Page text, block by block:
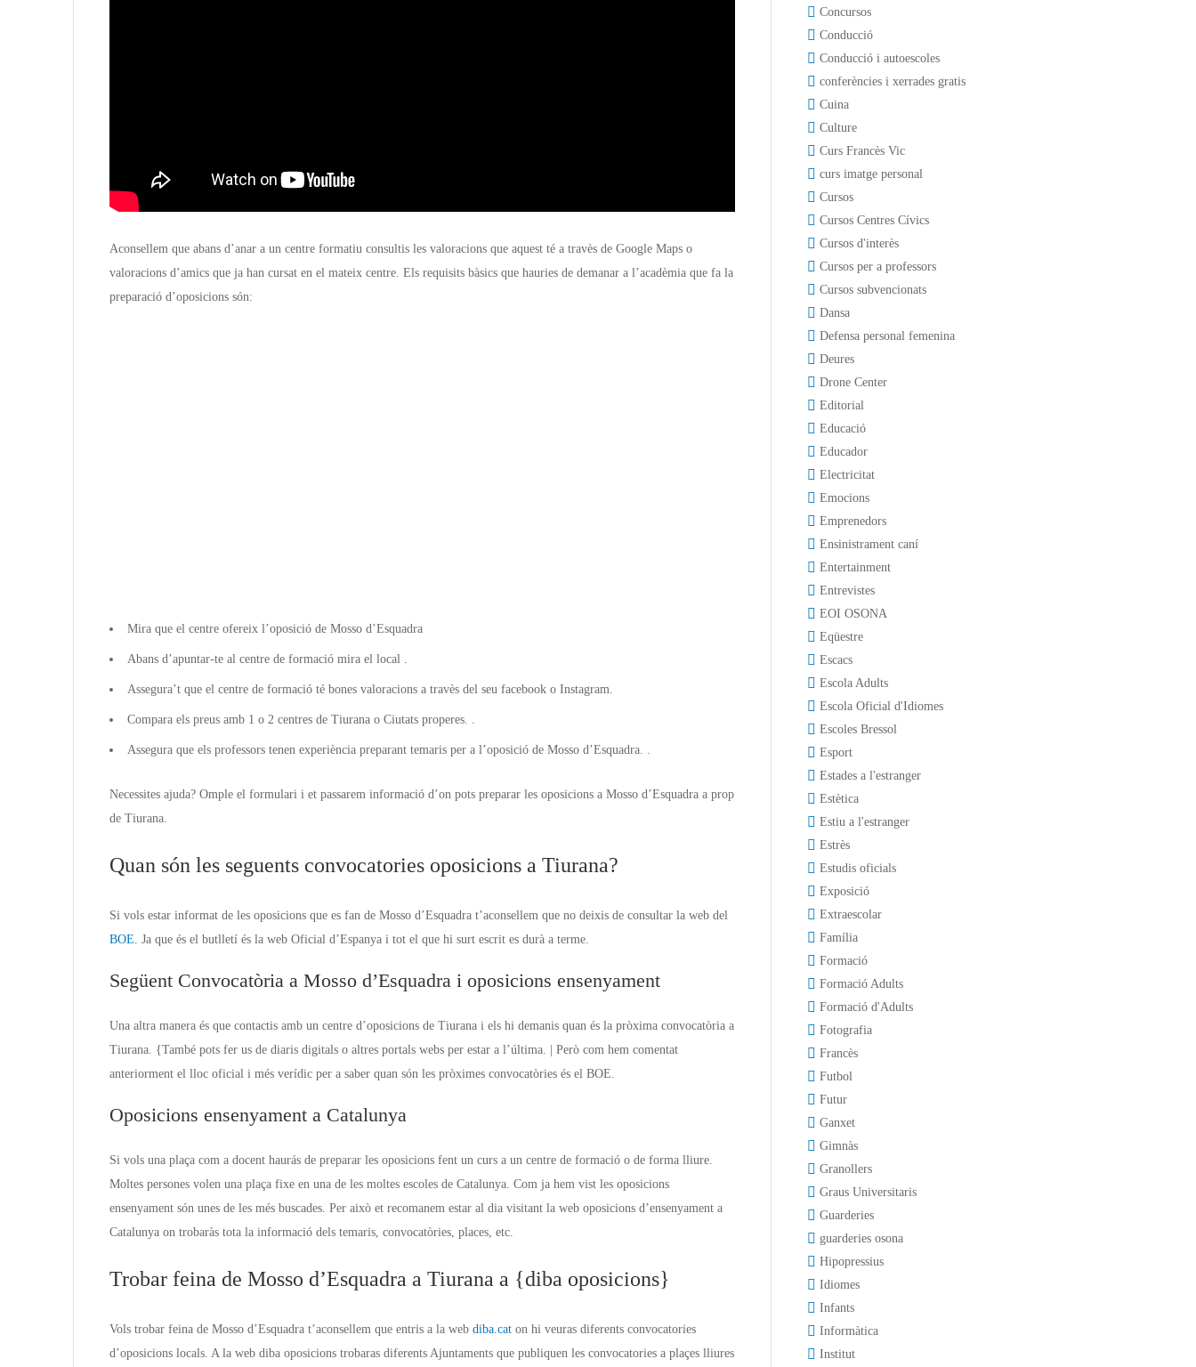
Aconsellem que abans d’anar a un centre formatiu consultis les valoracions que aquest té a travès de Google Maps o
valoracions d’amics que ja han cursat en el mateix centre. Els requisits bàsics que hauries de demanar a l’acadèmia que fa la
preparació d’oposicions són:
Mira que el centre ofereix l’oposició de Mosso d’Esquadra
Abans d’apuntar-te al centre de formació mira el local .
Assegura’t que el centre de formació té bones valoracions a travès del seu facebook o Instagram.
Compara els preus amb 1 o 2 centres de Tiurana o Ciutats properes. .
Assegura que els professors tenen experiència preparant temaris per a l’oposició de Mosso d’Esquadra. .
Necessites ajuda? Omple el formulari i et passarem informació d’on pots preparar les oposicions a Mosso d’Esquadra a prop
de Tiurana.
Quan són les seguents convocatories oposicions a Tiurana?
Si vols estar informat de les oposicions que es fan de Mosso d’Esquadra t’aconsellem que no deixis de consultar la web del
BOE. Ja que és el butlletí és la web Oficial d’Espanya i tot el que hi surt escrit es durà a terme.
Següent Convocatòria a Mosso d’Esquadra i oposicions ensenyament
Una altra manera és que contactis amb un centre d’oposicions de Tiurana i els hi demanis quan és la pròxima convocatòria a
Tiurana. {També pots fer us de diaris digitals o altres portals webs per estar a l’última. | Però com hem comentat
anteriorment el lloc oficial i més verídic per a saber quan són les pròximes convocatòries és el BOE.
Oposicions ensenyament a Catalunya
Si vols una plaça com a docent haurás de preparar les oposicions fent un curs a un centre de formació o de forma lliure.
Moltes persones volen una plaça fixe en una de les moltes escoles de Catalunya. Com ja hem vist les oposicions
ensenyament són unes de les més buscades. Per això et recomanem estar al dia visitant la web oposicions d’ensenyament a
Catalunya on trobaràs tota la informació dels temaris, convocatòries, places, etc.
Trobar feina de Mosso d’Esquadra a Tiurana a {diba oposicions}
Vols trobar feina de Mosso d’Esquadra t’aconsellem que entris a la web diba.cat on hi veuras diferents convocatories
d’oposicions locals. A la web diba oposicions trobaras diferents Ajuntaments que publiquen les convocatories a plaçes lliures
Concursos
Conducció
Conducció i autoescoles
conferències i xerrades gratis
Cuina
Culture
Curs Francès Vic
curs imatge personal
Cursos
Cursos Centres Cívics
Cursos d'interès
Cursos per a professors
Cursos subvencionats
Dansa
Defensa personal femenina
Deures
Drone Center
Editorial
Educació
Educador
Electricitat
Emocions
Emprenedors
Ensinistrament caní
Entertainment
Entrevistes
EOI OSONA
Eqüestre
Escacs
Escola Adults
Escola Oficial d'Idiomes
Escoles Bressol
Esport
Estades a l'estranger
Estètica
Estiu a l'estranger
Estrès
Estudis oficials
Exposició
Extraescolar
Família
Formació
Formació Adults
Formació d'Adults
Fotografia
Francès
Futbol
Futur
Ganxet
Gimnàs
Granollers
Graus Universitaris
Guarderies
guarderies osona
Hipopressius
Idiomes
Infants
Informàtica
Institut